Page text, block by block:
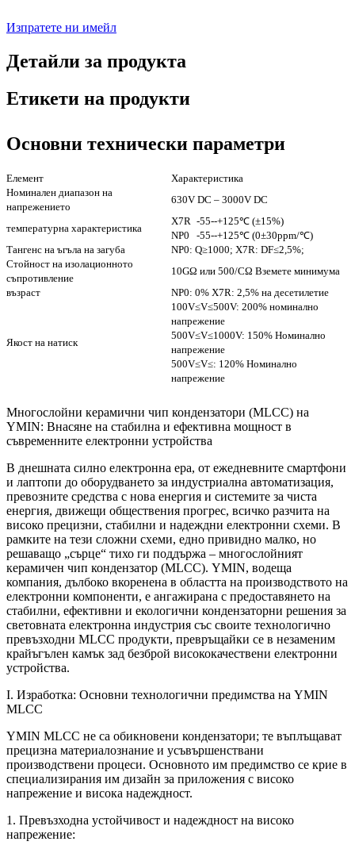
Изпратете ни имейл
Детайли за продукта
Етикети на продукти
Основни технически параметри
Елемент
Характеристика
Номинален диапазон на
напрежението
630V DC – 3000V DC
температурна характеристика
X7R -55--+125℃ (±15%)
NP0
-55--+125℃ (0±30ppm/℃)
Тангенс на ъгъла на загуба
NP0: Q≥1000; X7R: DF≤2,5%;
Стойност на изолационното
съпротивление
10GΩ или 500/CΩ Вземете минимума
възраст
NP0: 0% X7R: 2,5% на десетилетие
Якост на натиск
100V≤V≤500V: 200% номинално
напрежение
500V≤V≤1000V: 150% Номинално
напрежение
500V≤V≤: 120% Номинално
напрежение
Многослойни керамични чип кондензатори (MLCC) на
YMIN: Внасяне на стабилна и ефективна мощност в
съвременните електронни устройства
В днешната силно електронна ера, от ежедневните смартфони
и лаптопи до оборудването за индустриална автоматизация,
превозните средства с нова енергия и системите за чиста
енергия, движещи обществения прогрес, всичко разчита на
високо прецизни, стабилни и надеждни електронни схеми. В
рамките на тези сложни схеми, едно привидно малко, но
решаващо „сърце“ тихо ги поддържа – многослойният
керамичен чип кондензатор (MLCC). YMIN, водеща
компания, дълбоко вкоренена в областта на производството на
електронни компоненти, е ангажирана с предоставянето на
стабилни, ефективни и екологични кондензаторни решения за
световната електронна индустрия със своите технологично
превъзходни MLCC продукти, превръщайки се в незаменим
крайъгълен камък зад безброй висококачествени електронни
устройства.
I. Изработка: Основни технологични предимства на YMIN
MLCC
YMIN MLCC не са обикновени кондензатори; те въплъщават
прецизна материалознание и усъвършенствани
производствени процеси. Основното им предимство се крие в
специализирания им дизайн за приложения с високо
напрежение и висока надеждност.
1. Превъзходна устойчивост и надеждност на високо
напрежение: